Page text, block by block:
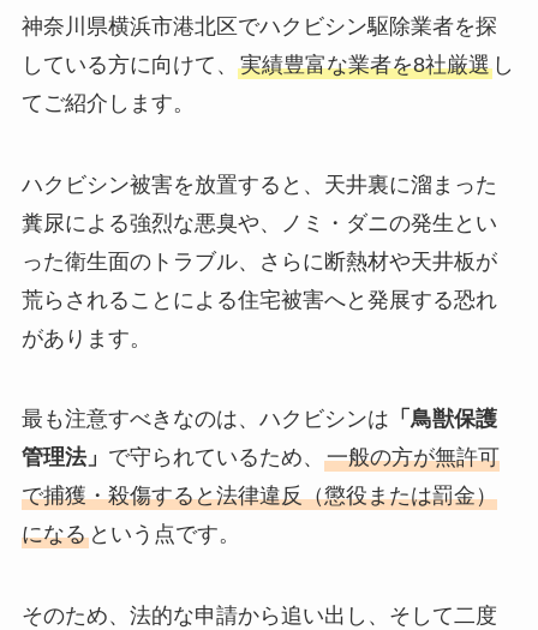
神奈川県横浜市港北区でハクビシン駆除業者を探
している方に向けて、 実績豊富な業者を8社厳選し
てご紹介します。
ハクビシン被害を放置すると、天井裏に溜まった
糞尿による強烈な悪臭や、ノミ・ダニの発生とい
った衛生面のトラブル、さらに断熱材や天井板が
荒らされることによる住宅被害へと発展する恐れ
があります。
最も注意すべきなのは、ハクビシンは 「鳥獣保護
管理法」 で守られているため、 一般の方が無許可
で捕獲・殺傷すると法律違反（懲役または罰金）
になるという点です。
そのため、法的な申請から追い出し、そして二度